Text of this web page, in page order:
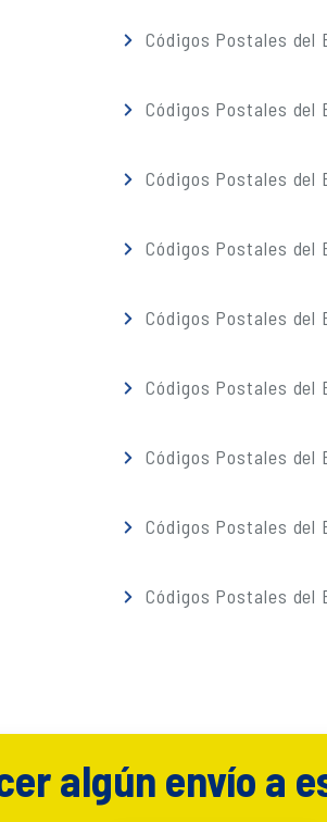
Códigos Postales del
Códigos Postales del
Códigos Postales del
Códigos Postales del
Códigos Postales del
Códigos Postales del
Códigos Postales del
Códigos Postales del
Códigos Postales del
algún envío a